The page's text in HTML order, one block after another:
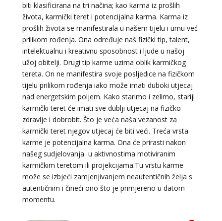
biti klasificirana na tri načina; kao karma iz prošlih
života, karmički teret i potencijalna karma. Karma iz
prošlih života se manifestirala u našem tijelu i umu već
prilikom rođenja. Ona određuje naš fizički tip, talent,
intelektualnu i kreativnu sposobnost i ljude u našoj
užoj obitelji. Drugi tip karme uzima oblik karmičkog
tereta. On ne manifestira svoje posljedice na fizičkom
tijelu prilikom rođenja iako može imati duboki utjecaj
nad energetskim poljem. Kako starimo i zelimo, stariji
karmički teret će imati sve dublji utjecaj na fizičko
zdravlje i dobrobit. Što je veća naša vezanost za
karmički teret njegov utjecaj će biti veći. Treća vrsta
karme je potencijalna karma. Ona će prirasti nakon
našeg sudjelovanja u aktivnostima motiviranim
karmičkim teretom ili projekcijama.Tu vrstu karme
može se izbjeći zamjenjivanjem neautentičnih želja s
autentičnim i čineći ono što je primjereno u datom
momentu.
Tarot savjetnik je zauzet
TEHNIKE:astrologija, numerologija, tarot, radiestezija
Broj tel: 064/600-600
tel:0,93€ - mob:1,12€ min
ELA/ Kod 151
Tarot savjetnik je zauzet
TEHNIKE:astrologija, tarot, numerološki tarot, visak, feng
shui numerologija, anđeoski brojevi, tumačenje snova,
rune, kristali, reiki, terapija bojama, anđeoske karte,
iscjeljivanje anđeoskim energijama
Broj tel: 064/600-600
tel:0,93€ - mob:1,12€ min